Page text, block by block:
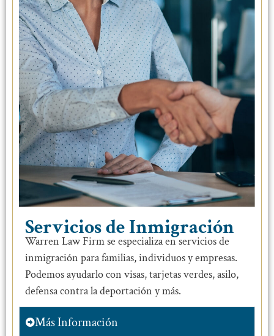
Servicios de Inmigración
Warren Law Firm se especializa en servicios de
inmigración para familias, individuos y empresas.
Podemos ayudarlo con visas, tarjetas verdes, asilo,
defensa contra la deportación y más.
Más Información